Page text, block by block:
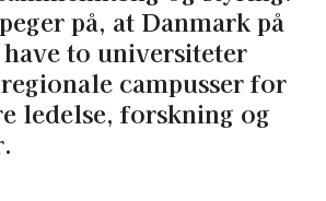
på, at Danmark på
to universiteter
campusser for
ledelse, forskning og